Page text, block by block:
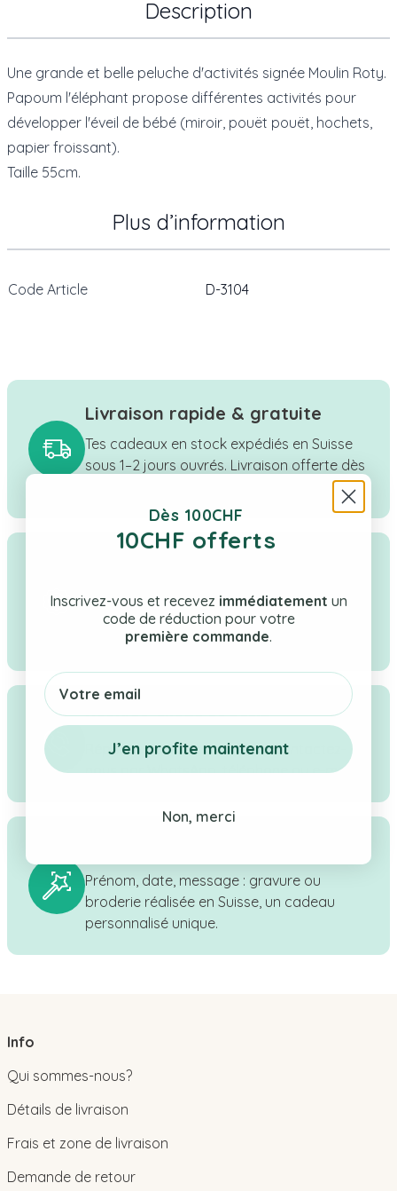
Description
Une grande et belle peluche d'activités signée Moulin Roty.
Papoum l'éléphant propose différentes activités pour
développer l'éveil de bébé (miroir, pouët pouët, hochets,
papier froissant).
Taille 55cm.
Plus d’information
Code Article D-3104
Livraison rapide & gratuite
Tes cadeaux en stock expédiés en Suisse
sous 1–2 jours ouvrés. Livraison offerte dès
Boutique suisse à taille humaine, une
sélection rigoureuse de cadeaux pour
bébé, enfant & maman.
Service client réactif
Réponse sous 24h ouvrées - Contactez-
nous par WhatsApp, téléphone ou e-mail.
Prénom, date, message : gravure ou
broderie réalisée en Suisse, un cadeau
personnalisé unique.
Info
Qui sommes-nous?
Détails de livraison
Frais et zone de livraison
Demande de retour
Dès 100CHF
10CHF offerts
Inscrivez-vous et recevez immédiatement un
code de réduction pour votre
première commande.
Email
J’en profite maintenant
Non, merci